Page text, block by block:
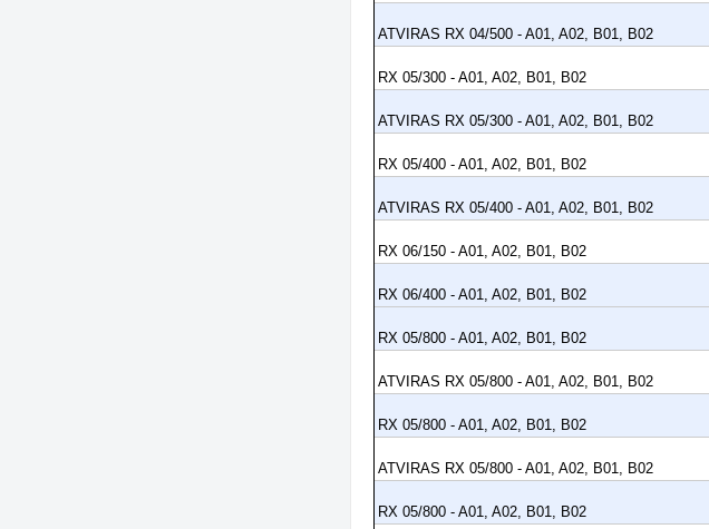
ATVIRAS RX 04/500 - A01, A02, B01, B02
RX 05/300 - A01, A02, B01, B02
ATVIRAS RX 05/300 - A01, A02, B01, B02
RX 05/400 - A01, A02, B01, B02
ATVIRAS RX 05/400 - A01, A02, B01, B02
RX 06/150 - A01, A02, B01, B02
RX 06/400 - A01, A02, B01, B02
RX 05/800 - A01, A02, B01, B02
ATVIRAS RX 05/800 - A01, A02, B01, B02
RX 05/800 - A01, A02, B01, B02
ATVIRAS RX 05/800 - A01, A02, B01, B02
RX 05/800 - A01, A02, B01, B02